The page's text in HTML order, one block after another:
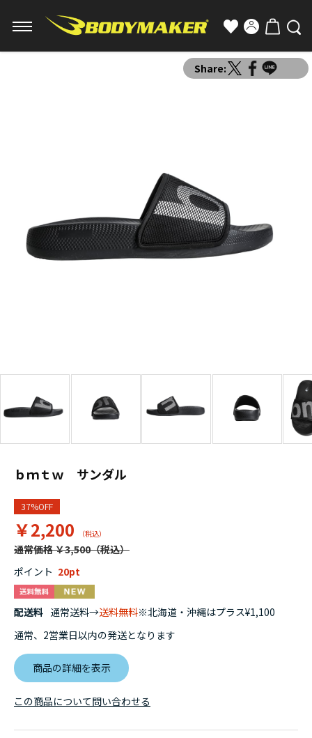
Share:
ｂｍｔｗ サンダル
37%OFF
￥2,200
通常価格 ￥3,500
ポイント 20
配送料 通常送料→送料無料※北海道・沖縄はプラス¥1,100
通常、2営業日以内の発送となります
商品の詳細を表示
この商品について問い合わせる